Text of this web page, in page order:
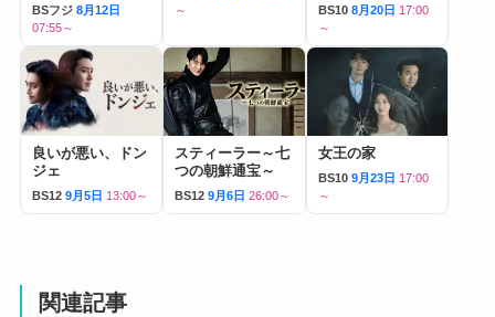
BSフジ 8月12日
07:55～
～
BS10 8月20日 17:00
～
良いが悪い、ドン
ジェ
BS12 9月5日 13:00～
スティーラー～七
つの朝鮮通宝～
BS12 9月6日 26:00～
女王の家
BS10 9月23日 17:00
～
関連記事